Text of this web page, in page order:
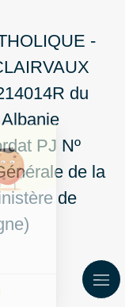
-
du
PJ Nº
de la
de